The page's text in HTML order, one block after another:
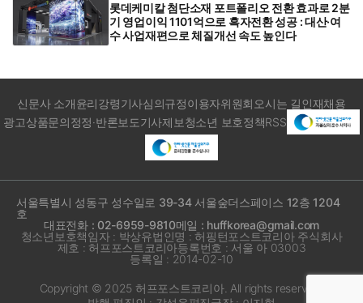
롯데케미칼 첨단소재 포트폴리오 전환 효과로 2분
기 영업이익 1101억으로 흑자전환 성공 : 대산·여
수 사업재편으로 체질개선 속도 높인다
신문사 소개윤리강령기사심의규정이용자위원회 오시는 길인재채용
광고상품문의정정·반론보도기사제보청소년 보호정책RSS
서울특별시 성동구 성수일로 39-34 서울숲더스페이스 12층 1204
호
대표전화 : 02-6959-9810메일 : huffkorea@gmail.com
청소년보호책임자 : 박상유법인명 : 허핑턴포스트코리아 주식회사
제호 : 허프포스트코리아등록번호 : 서울 아 03003
등록일 : 2014-02-10
Copyright © 2025 허프포스트코리아. All rights reserved.